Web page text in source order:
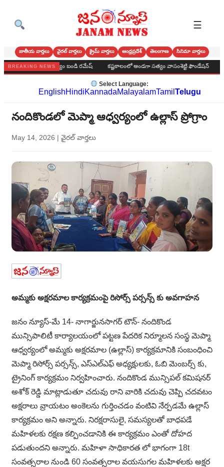
☰
జాతీయ వార్తలు వైరల్ వార్తలు క్రైమ్ వార్తలు ఆంధ్రప్రదేశ్ తెలంగాణ సినిమా వార్తలు
BREAKING NEWS
సేవలు అమూల్యం బండి రమేష్ కష్టకాలంలో అండగా సత్యం వాసంశెట్టి ఫౌండేషన్
Select Language:
EnglishHindiKannadaMalayalamTamil Telugu
నందికొండలో మెప్మా ఆధ్వర్యంలో ఉల్లాస్ ప్రోగ్రాం
May 14, 2026 | వైరల్ వార్తలు
అమ్మకు అక్షరమాల కార్యక్రమంపై రిసోర్స్ పర్సన్స్ కు అవగాహన
జనం న్యూస్-మే 14- నాగార్జునసాగర్ టౌన్- నందికొండ
మున్సిపాలిటీ కార్యాలయంలో పట్టణ పేదరిక నిర్మూలన సంస్థ మెప్మా
ఆధ్వర్యంలో అమ్మకు అక్షరమాల (ఉల్లాస్) కార్యక్రమానికి సంబంధించి
మెప్మా రిసోర్స్ పర్సన్స్, ఎస్ఎల్ఎఫ్ అధ్యక్షులకు, ఓబి మెంబర్స్ కు,
ట్రైనింగ్ కార్యక్రమం నిర్వహించారు. నందికొండ మున్సిపల్ కమిషనర్
అశోక్ రెడ్డి మాట్లాడుతూ చదువు రాని వారికి చదువు చెప్పి చదవటం
అక్షరాలు వ్రాయటం అంకెలను గుర్తించడం వంటివి నేర్పడమే ఉల్లాస్
కార్యక్రమం అని అన్నారు. నిరక్షరాసులై, సమస్యలతో బాధపడే
మహిళలకు రక్షణ కల్పించడానికి ఈ కార్యక్రమం ఎంతో దోహద
పడుతుందని అన్నారు. మహిళా సాధికారత లో భాగంగా 18t
సంవత్సరాల నుండి 60 సంవత్సరాల వయసుగల మహిళలకు అక్షర